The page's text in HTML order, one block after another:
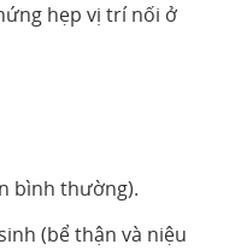
hẹp vị trí nối ở
bình thường).
(bể thận và niệu